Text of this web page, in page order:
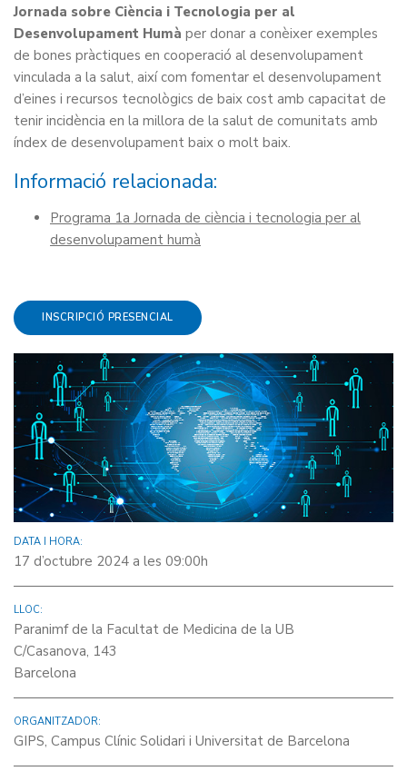
Jornada sobre Ciència i Tecnologia per al
Desenvolupament Humà per donar a conèixer exemples
de bones pràctiques en cooperació al desenvolupament
vinculada a la salut, així com fomentar el desenvolupament
d’eines i recursos tecnològics de baix cost amb capacitat de
tenir incidència en la millora de la salut de comunitats amb
índex de desenvolupament baix o molt baix.
Informació relacionada:
Programa 1a Jornada de ciència i tecnologia per al
desenvolupament humà
INSCRIPCIÓ PRESENCIAL
DATA I HORA:
17 d’octubre 2024 a les 09:00h
LLOC:
Paranimf de la Facultat de Medicina de la UB
C/Casanova, 143
Barcelona
ORGANITZADOR:
GIPS, Campus Clínic Solidari i Universitat de Barcelona